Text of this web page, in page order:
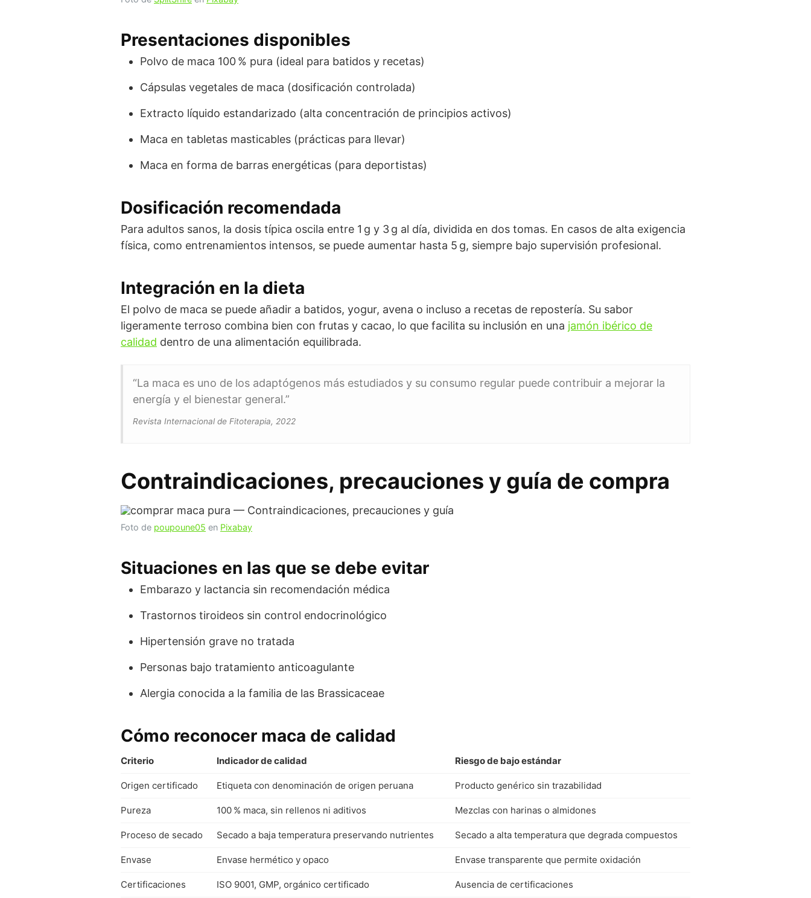
Presentaciones disponibles
Polvo de maca 100 % pura (ideal para batidos y recetas)
Cápsulas vegetales de maca (dosificación controlada)
Extracto líquido estandarizado (alta concentración de principios activos)
Maca en tabletas masticables (prácticas para llevar)
Maca en forma de barras energéticas (para deportistas)
Dosificación recomendada
Para adultos sanos, la dosis típica oscila entre 1 g y 3 g al día, dividida en dos tomas. En casos de alta exigencia
física, como entrenamientos intensos, se puede aumentar hasta 5 g, siempre bajo supervisión profesional.
Integración en la dieta
El polvo de maca se puede añadir a batidos, yogur, avena o incluso a recetas de repostería. Su sabor
ligeramente terroso combina bien con frutas y cacao, lo que facilita su inclusión en una jamón ibérico de
calidad dentro de una alimentación equilibrada.
“La maca es uno de los adaptógenos más estudiados y su consumo regular puede contribuir a mejorar la
energía y el bienestar general.”
Revista Internacional de Fitoterapia, 2022
Contraindicaciones, precauciones y guía de compra
Foto de poupoune05 en Pixabay
Situaciones en las que se debe evitar
Embarazo y lactancia sin recomendación médica
Trastornos tiroideos sin control endocrinológico
Hipertensión grave no tratada
Personas bajo tratamiento anticoagulante
Alergia conocida a la familia de las Brassicaceae
Cómo reconocer maca de calidad
Criterio Indicador de calidad Riesgo de bajo estándar
Origen certificado Etiqueta con denominación de origen peruana Producto genérico sin trazabilidad
Pureza 100 % maca, sin rellenos ni aditivos Mezclas con harinas o almidones
Proceso de secado Secado a baja temperatura preservando nutrientes Secado a alta temperatura que degrada compuestos
Envase Envase hermético y opaco Envase transparente que permite oxidación
Certificaciones ISO 9001, GMP, orgánico certificado Ausencia de certificaciones